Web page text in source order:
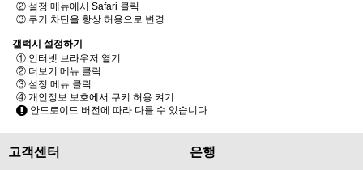
② 설정 메뉴에서 Safari 클릭
③ 쿠키 차단을 항상 허용으로 변경
갤럭시 설정하기
① 인터넷 브라우저 열기
② 더보기 메뉴 클릭
③ 설정 메뉴 클릭
④ 개인정보 보호에서 쿠키 허용 켜기
안드로이드 버전에 따라 다를 수 있습니다.
고객센터 은행